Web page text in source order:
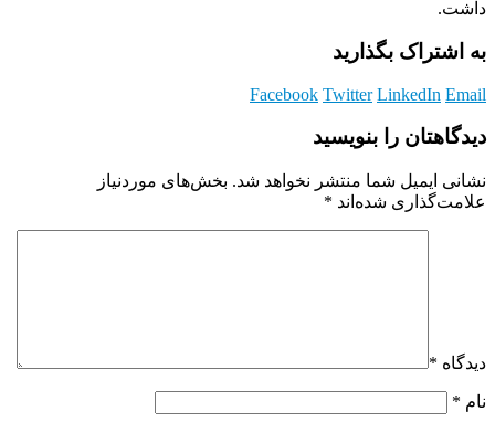
داشت.
به اشتراک بگذارید
Facebook Twitter LinkedIn Email
دیدگاهتان را بنویسید
نشانی ایمیل شما منتشر نخواهد شد. بخش‌های موردنیاز
علامت‌گذاری شده‌اند *
دیدگاه *
نام *